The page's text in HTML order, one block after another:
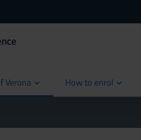
Verona How to enrol